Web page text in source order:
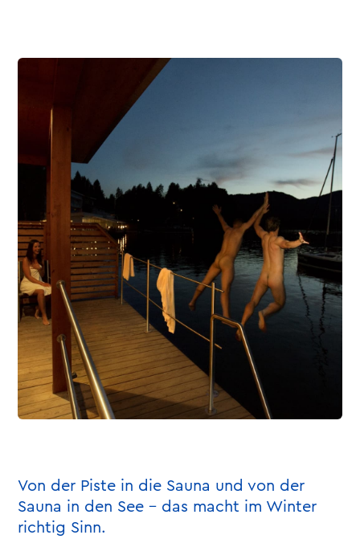
Von der Piste in die Sauna und von der
Sauna in den See – das macht im Winter
richtig Sinn.